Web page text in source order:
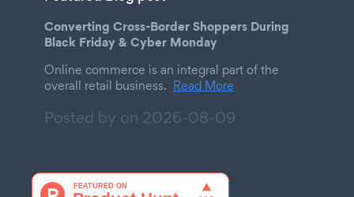
Converting Cross-Border Shoppers During
Black Friday & Cyber Monday
Online commerce is an integral part of the
overall retail business. Read More
Posted by on 2026-08-09